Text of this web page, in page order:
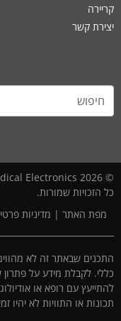
קריירה
יצירת קשר
© 2026 MED-EL Medical Electronics.
כל הזכויות שמורות.
מפת האתר | מדיניות
התכנים שבאתר זה לא
כללי. לקבלת מידע על
להתייעץ עם רופא או
תכונות או התוויות לא יהיו